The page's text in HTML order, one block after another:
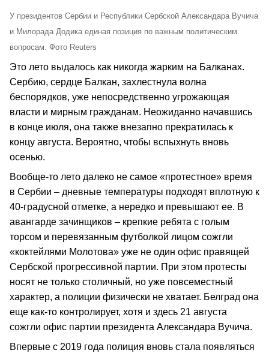
У президентов Сербии и Республики Сербской Александара Вучича
и Милорада Додика единая позиция по важным политическим
вопросам. Фото Reuters
Это лето выдалось как никогда жарким на Балканах.
Сербию, сердце Балкан, захлестнула волна
беспорядков, уже непосредственно угрожающая
власти и мирным гражданам. Неожиданно начавшись
в конце июля, она также внезапно прекратилась к
концу августа. Вероятно, чтобы вспыхнуть вновь
осенью.
Вообще-то лето далеко не самое «протестное» время
в Сербии – дневные температуры подходят вплотную к
40-градусной отметке, а нередко и превышают ее. В
авангарде зачинщиков – крепкие ребята с голым
торсом и перевязанным футболкой лицом сожгли
«коктейлями Молотова» уже не один офис правящей
Сербской прогрессивной партии. При этом протесты
носят не только столичный, но уже повсеместный
характер, а полиции физически не хватает. Белград она
еще как-то контролирует, хотя и здесь 21 августа
сожгли офис партии президента Александара Вучича.
Впервые с 2019 года полиция вновь стала появляться